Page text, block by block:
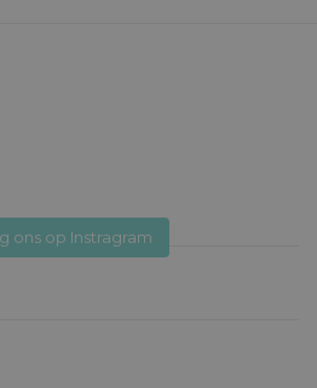
ons op Instragram